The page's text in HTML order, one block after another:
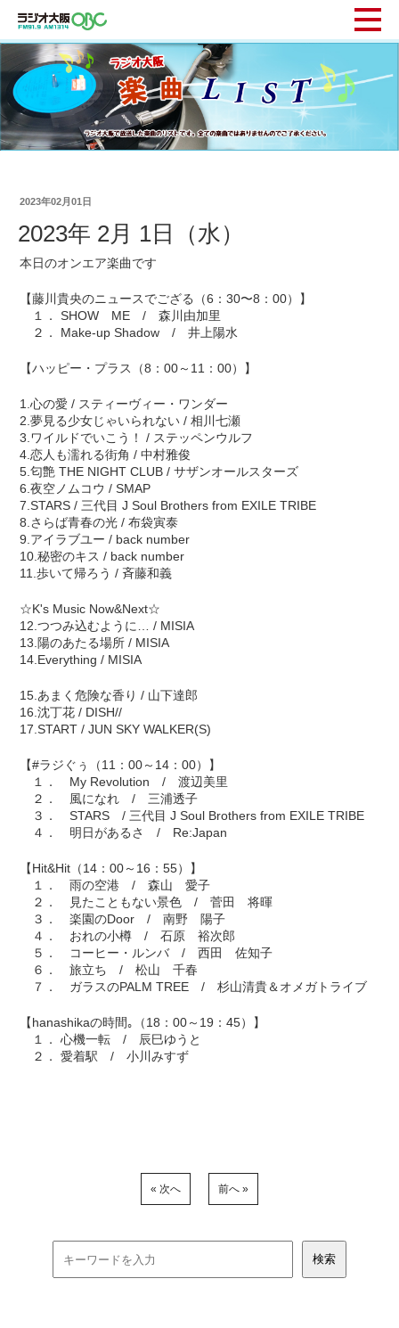
2023年02月01日
2023年 2月 1日（水）
本日のオンエア楽曲です
【藤川貴央のニュースでござる（6：30〜8：00）】
１． SHOW ME / 森川由加里
２． Make-up Shadow / 井上陽水
【ハッピー・プラス（8：00～11：00）】
1.心の愛 / スティーヴィー・ワンダー
2.夢見る少女じゃいられない / 相川七瀬
3.ワイルドでいこう！ / ステッペンウルフ
4.恋人も濡れる街角 / 中村雅俊
5.匂艶 THE NIGHT CLUB / サザンオールスターズ
6.夜空ノムコウ / SMAP
7.STARS / 三代目 J Soul Brothers from EXILE TRIBE
8.さらば青春の光 / 布袋寅泰
9.アイラブユー / back number
10.秘密のキス / back number
11.歩いて帰ろう / 斉藤和義
☆K's Music Now&Next☆
12.つつみ込むように… / MISIA
13.陽のあたる場所 / MISIA
14.Everything / MISIA
15.あまく危険な香り / 山下達郎
16.沈丁花 / DISH//
17.START / JUN SKY WALKER(S)
【#ラジぐぅ（11：00～14：00）】
１． My Revolution / 渡辺美里
２． 風になれ / 三浦透子
３． STARS / 三代目 J Soul Brothers from EXILE TRIBE
４． 明日があるさ / Re:Japan
【Hit&Hit（14：00～16：55）】
１． 雨の空港 / 森山 愛子
２． 見たこともない景色 / 菅田 将暉
３． 楽園のDoor / 南野 陽子
４． おれの小樽 / 石原 裕次郎
５． コーヒー・ルンバ / 西田 佐知子
６． 旅立ち / 松山 千春
７． ガラスのPALM TREE / 杉山清貴＆オメガトライブ
【hanashikaの時間｡（18：00～19：45）】
１． 心機一転 / 辰巳ゆうと
２． 愛着駅 / 小川みすず
« 次へ 前へ »